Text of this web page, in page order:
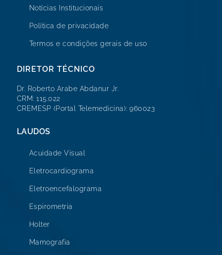
Notícias Institucionais
Política de privacidade
Termos e condições gerais de uso
DIRETOR TÉCNICO
Dr. Roberto Arabe Abdanur Jr.
CRM: 115.022
CREMESP (Portal Telemedicina): 960023
LAUDOS
Acuidade Visual
Eletrocardiograma
Eletroencefalograma
Espirometria
Holter
Mamografia